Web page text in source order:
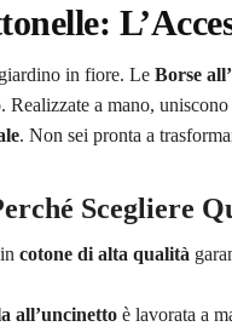
in fiore. Le Borse
a mano,
. Non sei pronta a
Scegliere
cotone di alta qualità
all’uncinettoè lavorata a